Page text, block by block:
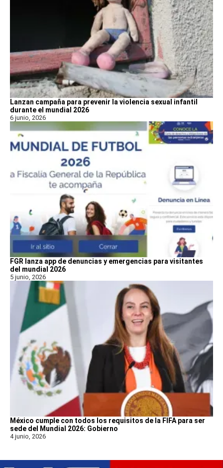
Lanzan campaña para prevenir la violencia sexual infantil
durante el mundial 2026
6 junio, 2026
FGR lanza app de denuncias y emergencias para visitantes
del mundial 2026
5 junio, 2026
México cumple con todos los requisitos de la FIFA para ser
sede del Mundial 2026: Gobierno
4 junio, 2026